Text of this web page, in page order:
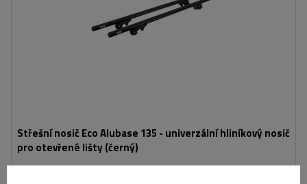
Střešní nosič Eco Alubase 135 - univerzální hliníkový nosič
pro otevřené lišty (černý)